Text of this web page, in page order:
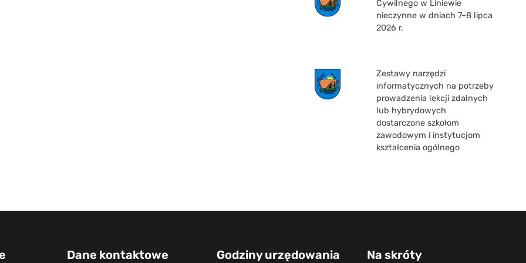
Cywilnego w Liniewie
nieczynne w dniach 7–8 lipca
2026 r.
Zestawy narzędzi
informatycznych na potrzeby
prowadzenia lekcji zdalnych
lub hybrydowych
dostarczone szkołom
zawodowym i instytucjom
kształcenia ogólnego
Dane kontaktowe Godziny urzędowania Na skróty